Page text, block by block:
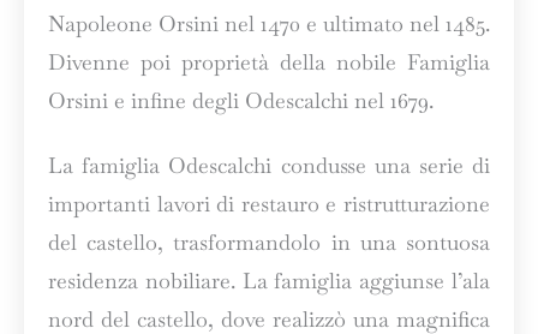
Napoleone Orsini nel 1470 e ultimato nel 1485.
Divenne poi proprietà della nobile Famiglia
Orsini e infine degli Odescalchi nel 1679.
La famiglia Odescalchi condusse una serie di
importanti lavori di restauro e ristrutturazione
del castello, trasformandolo in una sontuosa
residenza nobiliare. La famiglia aggiunse l’ala
nord del castello, dove realizzò una magnifica